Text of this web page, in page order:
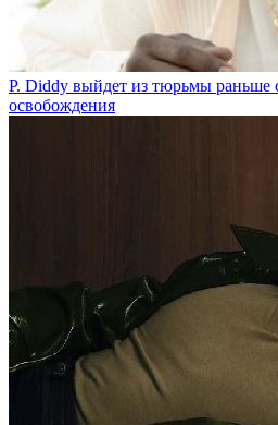
P. Diddy выйдет из тюрьмы раньше
освобождения